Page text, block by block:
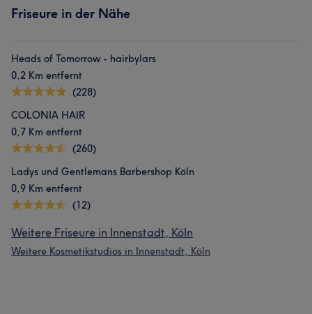
Friseure in der Nähe
Heads of Tomorrow - hairbylars
0,2 Km entfernt
(228)
COLONIA HAIR
0,7 Km entfernt
(260)
Ladys und Gentlemans Barbershop Köln
0,9 Km entfernt
(12)
Weitere Friseure in Innenstadt, Köln
Weitere Kosmetikstudios in Innenstadt, Köln